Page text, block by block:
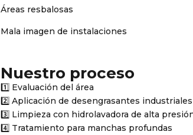
Áreas resbalosas
Mala imagen de instalaciones
Nuestro proceso
1️⃣ Evaluación del área
2️⃣ Aplicación de desengrasantes industriales
3️⃣ Limpieza con hidrolavadora de alta
4️⃣ Tratamiento para manchas profundas